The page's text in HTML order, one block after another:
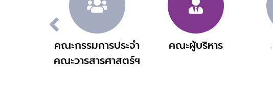
คณะกรรมการประจำ
คณะวารสารศาสตร์ฯ
คณะผู้บริหาร